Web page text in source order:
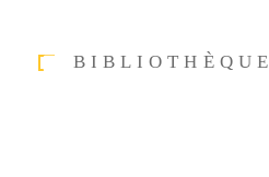
BIBLIOTHÈQUE